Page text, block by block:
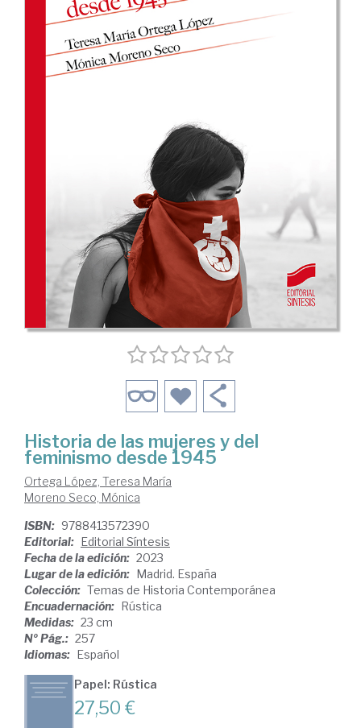
Historia de las mujeres y del
feminismo desde 1945
Ortega López, Teresa María
Moreno Seco, Mónica
ISBN: 9788413572390
Editorial: Editorial Síntesis
Fecha de la edición: 2023
Lugar de la edición: Madrid. España
Colección: Temas de Historia Contemporánea
Encuadernación: Rústica
Medidas: 23 cm
Nº Pág.: 257
Idiomas: Español
Papel: Rústica
27,50 €